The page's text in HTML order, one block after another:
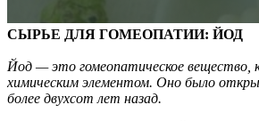
СЫРЬЕ ДЛЯ ГОМЕОПАТИИ: ЙОД
Йод — это гомеопатическое вещество,
химическим элементом. Оно было
более двухсот лет назад.